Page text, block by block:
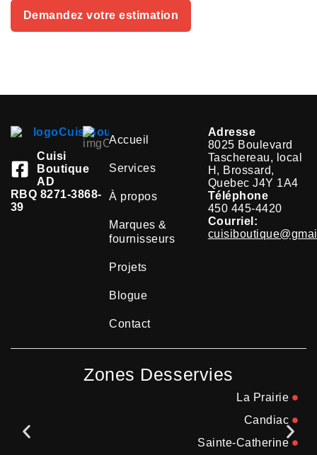
Demandez votre estimation
Cuisi
Boutique
AD
RBQ 8271-3868-
39
Accueil
Services
À propos
Marques &
fournisseurs
Projets
Blogue
Contact
Adresse
8025 Boulevard
Taschereau, local
H, Brossard,
Quebec J4Y 1A4
Téléphone
450 445-4420
Courriel:
Zones Desservies
La Prairie
Candiac
Sainte-Catherine